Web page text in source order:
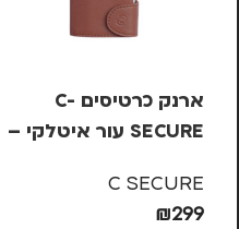
ארנק כרטיסים C-
SECURE עור איטלקי –
C SECURE
₪299